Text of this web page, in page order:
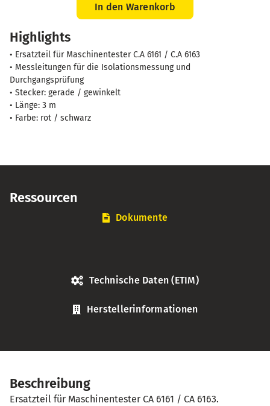
2
Sicherheitsmessleitungen
gerade/Winkel-
Stecker,
In den Warenkorb
Highlights
• Ersatzteil für Maschinentester C.A 6161 / C.A 6163
• Messleitungen für die Isolationsmessung und
Durchgangsprüfung
• Stecker: gerade / gewinkelt
• Länge: 3 m
• Farbe: rot / schwarz
Ressourcen
Dokumente
Technische Daten (ETIM)
Herstellerinformationen
Beschreibung
Ersatzteil für Maschinentester CA 6161 / CA 6163.